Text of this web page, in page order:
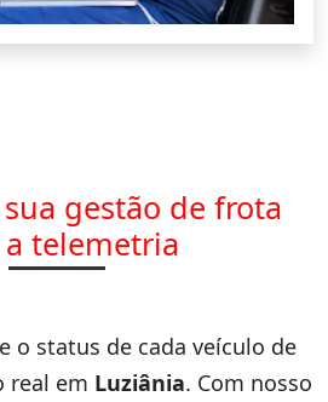
gestão de frota
telemetria
o status de cada veículo de
real em Luziânia. Com nosso